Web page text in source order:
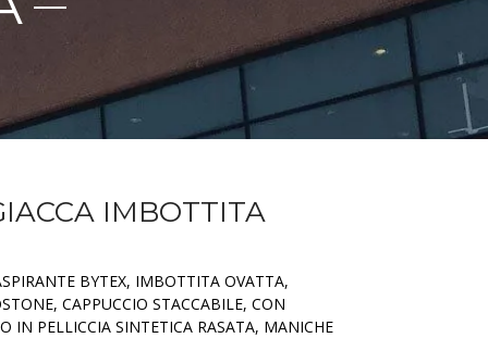
IMBOTTITA
BYTEX, IMBOTTITA OVATTA,
CAPPUCCIO STACCABILE, CON
IN PELLICCIA SINTETICA RASATA, MANICHE